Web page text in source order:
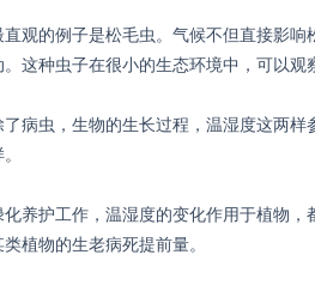
直观的例子是松毛虫。气候不但直接影
。这种虫子在很小的生态环境中，可以观
了病虫，生物的生长过程，温湿度这两
化养护工作，温湿度的变化作用于植物
类植物的生老病死提前量。